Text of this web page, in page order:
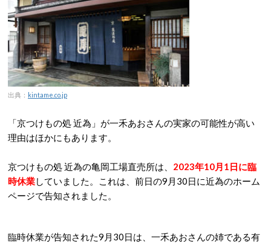
出典： kintame.co.jp
「京つけもの処 近為」が一禾あおさんの実家の可能性が高い
理由はほかにもあります。
京つけもの処 近為の亀岡工場直売所は、 2023年10月1日に臨
時休業していました。これは、前日の9月30日に近為のホーム
ページで告知されました。
臨時休業が告知された9月30日は、一禾あおさんの姉である有